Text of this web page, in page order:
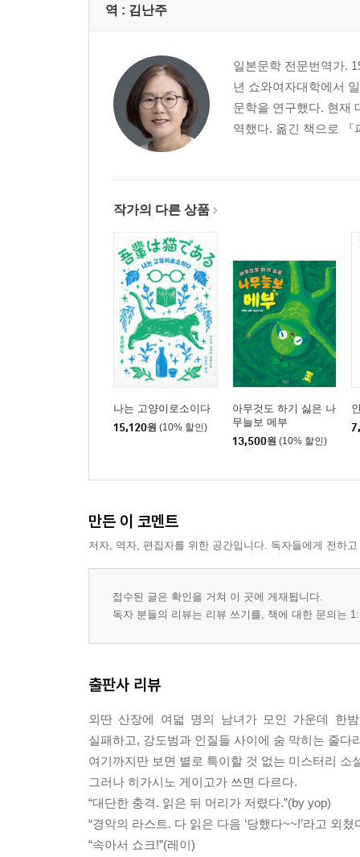
역 : 김난주
일본문학 전문번역가.
년 쇼와여자대학에서
문학을 연구했다. 현재
역했다. 옮긴 책으로 『
작가의 다른 상품
나는 고양이로소이다
15,120원 (10% 할인)
아무것도 하기 싫은 나
무늘보 메부
13,500원 (10% 할인)
만든 이 코멘트
저자, 역자, 편집자를 위한 공간입니다. 독자들에게 전하
접수된 글은 확인을 거쳐 이 곳에 게재됩니다.
독자 분들의 리뷰는 리뷰 쓰기를, 책에 대한 문의는
출판사 리뷰
외딴 산장에 여덟 명의 남녀가 모인 가운데 한
실패하고, 강도범과 인질들 사이에 숨 막히는 줄
여기까지만 보면 별로 특이할 것 없는 미스터리 소
그러나 히가시노 게이고가 쓰면 다르다.
“대단한 충격. 읽은 뒤 머리가 저렸다.”(by yop)
“경악의 라스트. 다 읽은 다음 ‘당했다~~!’라고 외쳤
“속아서 쇼크!”(레이)